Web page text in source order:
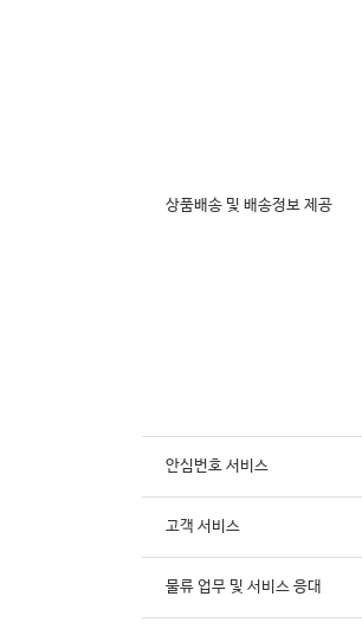
상품배송 및 배송정보 제공
안심번호 서비스
고객 서비스
물류 업무 및 서비스 응대